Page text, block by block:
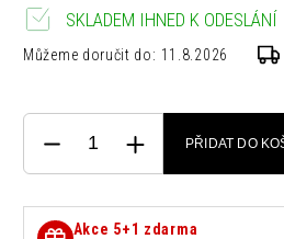
SKLADEM IHNED K ODESLÁNÍ
Můžeme doručit do: 11.8.2026
PŘIDAT DO
Akce 5+1 zdarma